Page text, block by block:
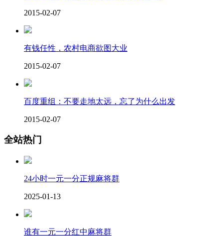
2015-02-07
有钱任性，农村电商欲图大业
2015-02-07
百度重组：不要走地太远，忘了为什么出发
2015-02-07
全站热门
24小时一元一分正规麻将群
2025-01-13
谁有一元一分红中麻将群